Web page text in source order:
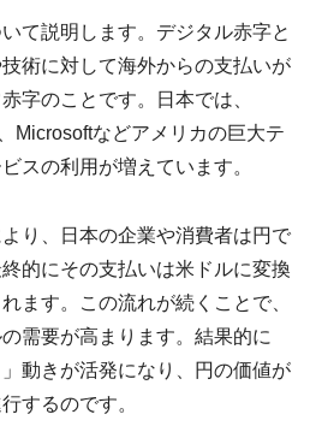
て説明します。デジタル赤字と
術に対して海外からの支払いが
字のことです。日本では、
Microsoftなどアメリカの巨大テ
スの利用が増えています。
り、日本の企業や消費者は円で
的にその支払いは米ドルに変換
ます。この流れが続くことで、
需要が高まります。結果的に
」動きが活発になり、円の価値が
するのです。